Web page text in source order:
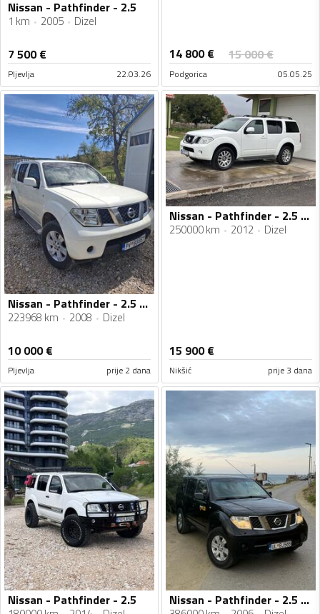
Nissan - Pathfinder - 2.5
1 km 2005 Dizel
7 500€
Pljevlja 22.03.26
14 800€ 15 000€
Podgorica 05.05.25
Nissan - Pathfinder - 2.5 dci
223968 km 2008 Dizel
10 000€
Pljevlja prije 2 dana
Nissan - Pathfinder - 2.5 DCI
250000 km 2012 Dizel
15 900€
Nikšić prije 3 dana
Nissan - Pathfinder - 2.5 Nissan - Pathfinder - 2.5 CDI